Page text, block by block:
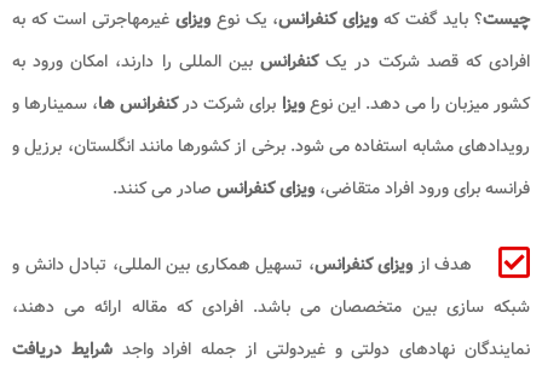
چیست؟ باید گفت که ویزای کنفرانس، یک نوعویزایغیرمهاجرتی است که به
افرادی که قصد شرکت در یککنفرانسبین المللی را دارند، امکان ورود به
کشور میزبان را می دهد. این نوعویزا برای شرکت درکنفرانس ها، سمینارها و
رویدادهای مشابه استفاده می شود. برخی از کشورها مانند انگلستان، برزیل و
فرانسه برای ورود افراد متقاضی، ویزای کنفرانس صادر می کنند.
هدف از ویزای کنفرانس، تسهیل همکاری بین المللی، تبادل دانش و
شبکه سازی بین متخصصان می باشد. افرادی که مقاله ارائه می دهند،
نمایندگان نهادهای دولتی و غیردولتی از جمله افراد واجد شرایط دریافت